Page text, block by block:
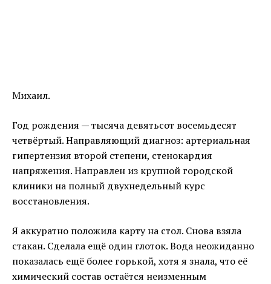
Михаил.
Год рождения — тысяча девятьсот восемьдесят
четвёртый. Направляющий диагноз: артериальная
гипертензия второй степени, стенокардия
напряжения. Направлен из крупной городской
клиники на полный двухнедельный курс
восстановления.
Я аккуратно положила карту на стол. Снова взяла
стакан. Сделала ещё один глоток. Вода неожиданно
показалась ещё более горькой, хотя я знала, что её
химический состав остаётся неизменным